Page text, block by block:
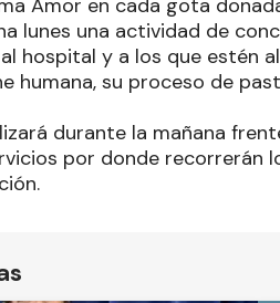
lunes una actividad de
hospital y a los que estén
humana, su proceso de
durante la mañana
por donde recorrerán